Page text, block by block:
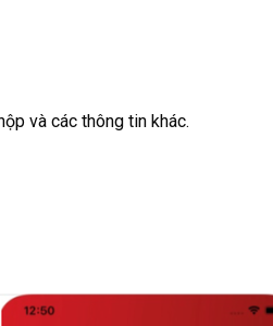
và các thông tin khác.